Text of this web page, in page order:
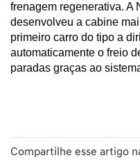
frenagem regenerativa. A
desenvolveu a cabine
primeiro carro do tipo a
automaticamente o freio
paradas graças ao
Compartilhe esse artigo